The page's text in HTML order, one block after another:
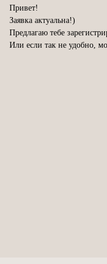
Привет!
Заявка актуальна!)
Предлагаю тебе
Или если так не удобно,